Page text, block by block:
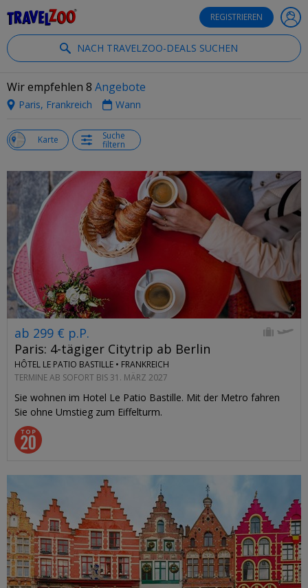
REGISTRIEREN
NACH TRAVELZOO-DEALS SUCHEN
Wir empfehlen 8 Angebote
Paris, Frankreich Wann
Karte Suche
filtern
ab 299 € p.P.
Paris: 4-tägiger Citytrip ab Berlin
HÔTEL LE PATIO BASTILLE • FRANKREICH
TERMINE AB SOFORT BIS 31. MÄRZ 2027
Sie wohnen im Hotel Le Patio Bastille. Mit der Metro fahren
Sie ohne Umstieg zum Eiffelturm.